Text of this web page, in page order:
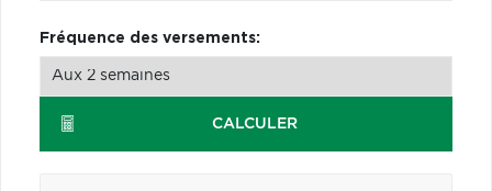
Fréquence des versements:
CALCULER